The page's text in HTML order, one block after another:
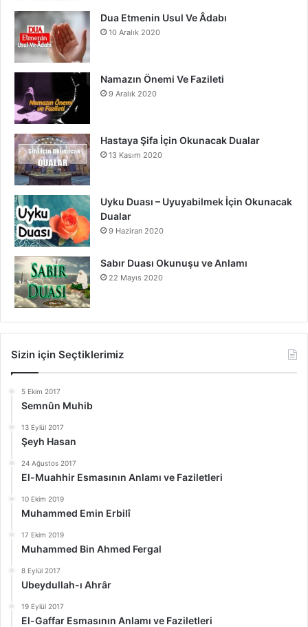
Dua Etmenin Usul Ve Âdabı
10 Aralık 2020
Namazın Önemi Ve Fazileti
9 Aralık 2020
Hastaya Şifa İçin Okunacak Dualar
13 Kasım 2020
Uyku Duası – Uyuyabilmek İçin Okunacak
Dualar
9 Haziran 2020
Sabır Duası Okunuşu ve Anlamı
22 Mayıs 2020
Sizin için Seçtiklerimiz
5 Ekim 2017
Semnûn Muhib
13 Eylül 2017
Şeyh Hasan
24 Ağustos 2017
El-Muahhir Esmasının Anlamı ve Faziletleri
10 Ekim 2019
Muhammed Emin Erbilî
17 Ekim 2019
Muhammed Bin Ahmed Fergal
8 Eylül 2017
Ubeydullah-ı Ahrâr
19 Eylül 2017
El-Gaffar Esmasının Anlamı ve Faziletleri